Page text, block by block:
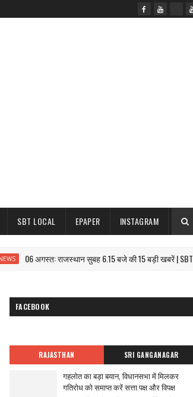
SBT LOCAL EPAPER INSTAGRAM
06 अगस्त: राजस्थान सुबह 6.15 बजे की 15 बड़ी खबरें | SBT News
FACEBOOK
RAJASTHAN SRI GANGANAGAR
गहलोत का बड़ा बयान, विधानसभा में मिलकर
गतिरोध को समाप्त करें सत्ता पक्ष और विपक्ष